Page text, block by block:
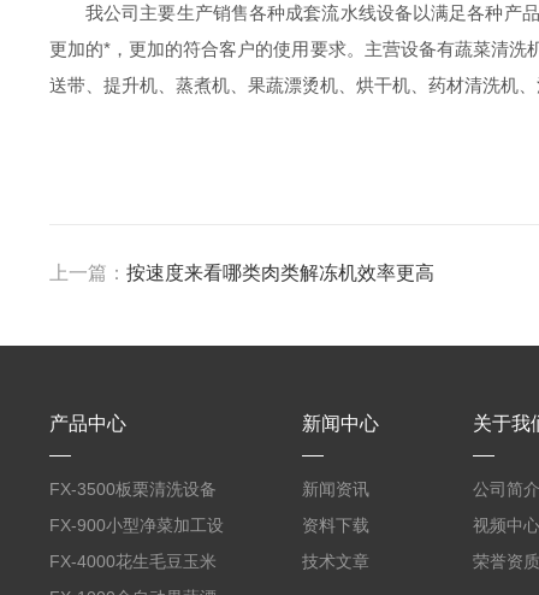
我公司主要生产销售各种成套流水线设备以满足各种产
更加的*，更加的符合客户的使用要求。主营设备有蔬菜清
送带、提升机、蒸煮机、果蔬漂烫机、烘干机、药材清洗机
上一篇： 按速度来看哪类肉类解冻机效率更高
产品中心
FX-3500板栗清洗设备
全自动气泡清洗机
FX-900小型净菜加工设
备野菜清洗机
FX-4000花生毛豆玉米
新闻中心
新闻资讯
资料下载
技术文章
关于我
公司简介
视频中心
荣誉资质